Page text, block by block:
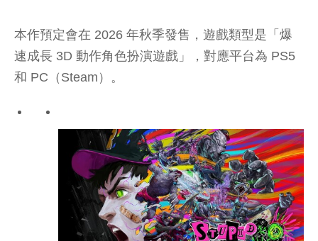
本作預定會在 2026 年秋季發售，遊戲類型是「爆
速成長 3D 動作角色扮演遊戲」，對應平台為 PS5
和 PC（Steam）。